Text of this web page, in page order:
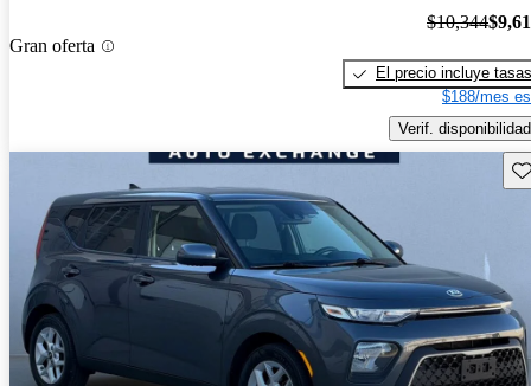
Gran oferta
$10,344
El precio incluye tasas
$188/mes
Verif. disponibilidad